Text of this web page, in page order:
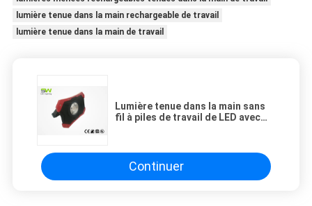
lumière tenue dans la main rechargeable de travail
lumière tenue dans la main de travail
Lumière tenue dans la main sans
fil à piles de travail de LED avec
Continuer